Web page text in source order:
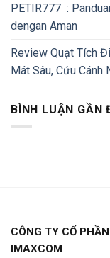
PETIR777 :
dengan Aman
Review Quạt Tích
Mát Sâu, Cứu
BÌNH LUẬN GẦN
CÔNG TY CỔ
IMAXCOM